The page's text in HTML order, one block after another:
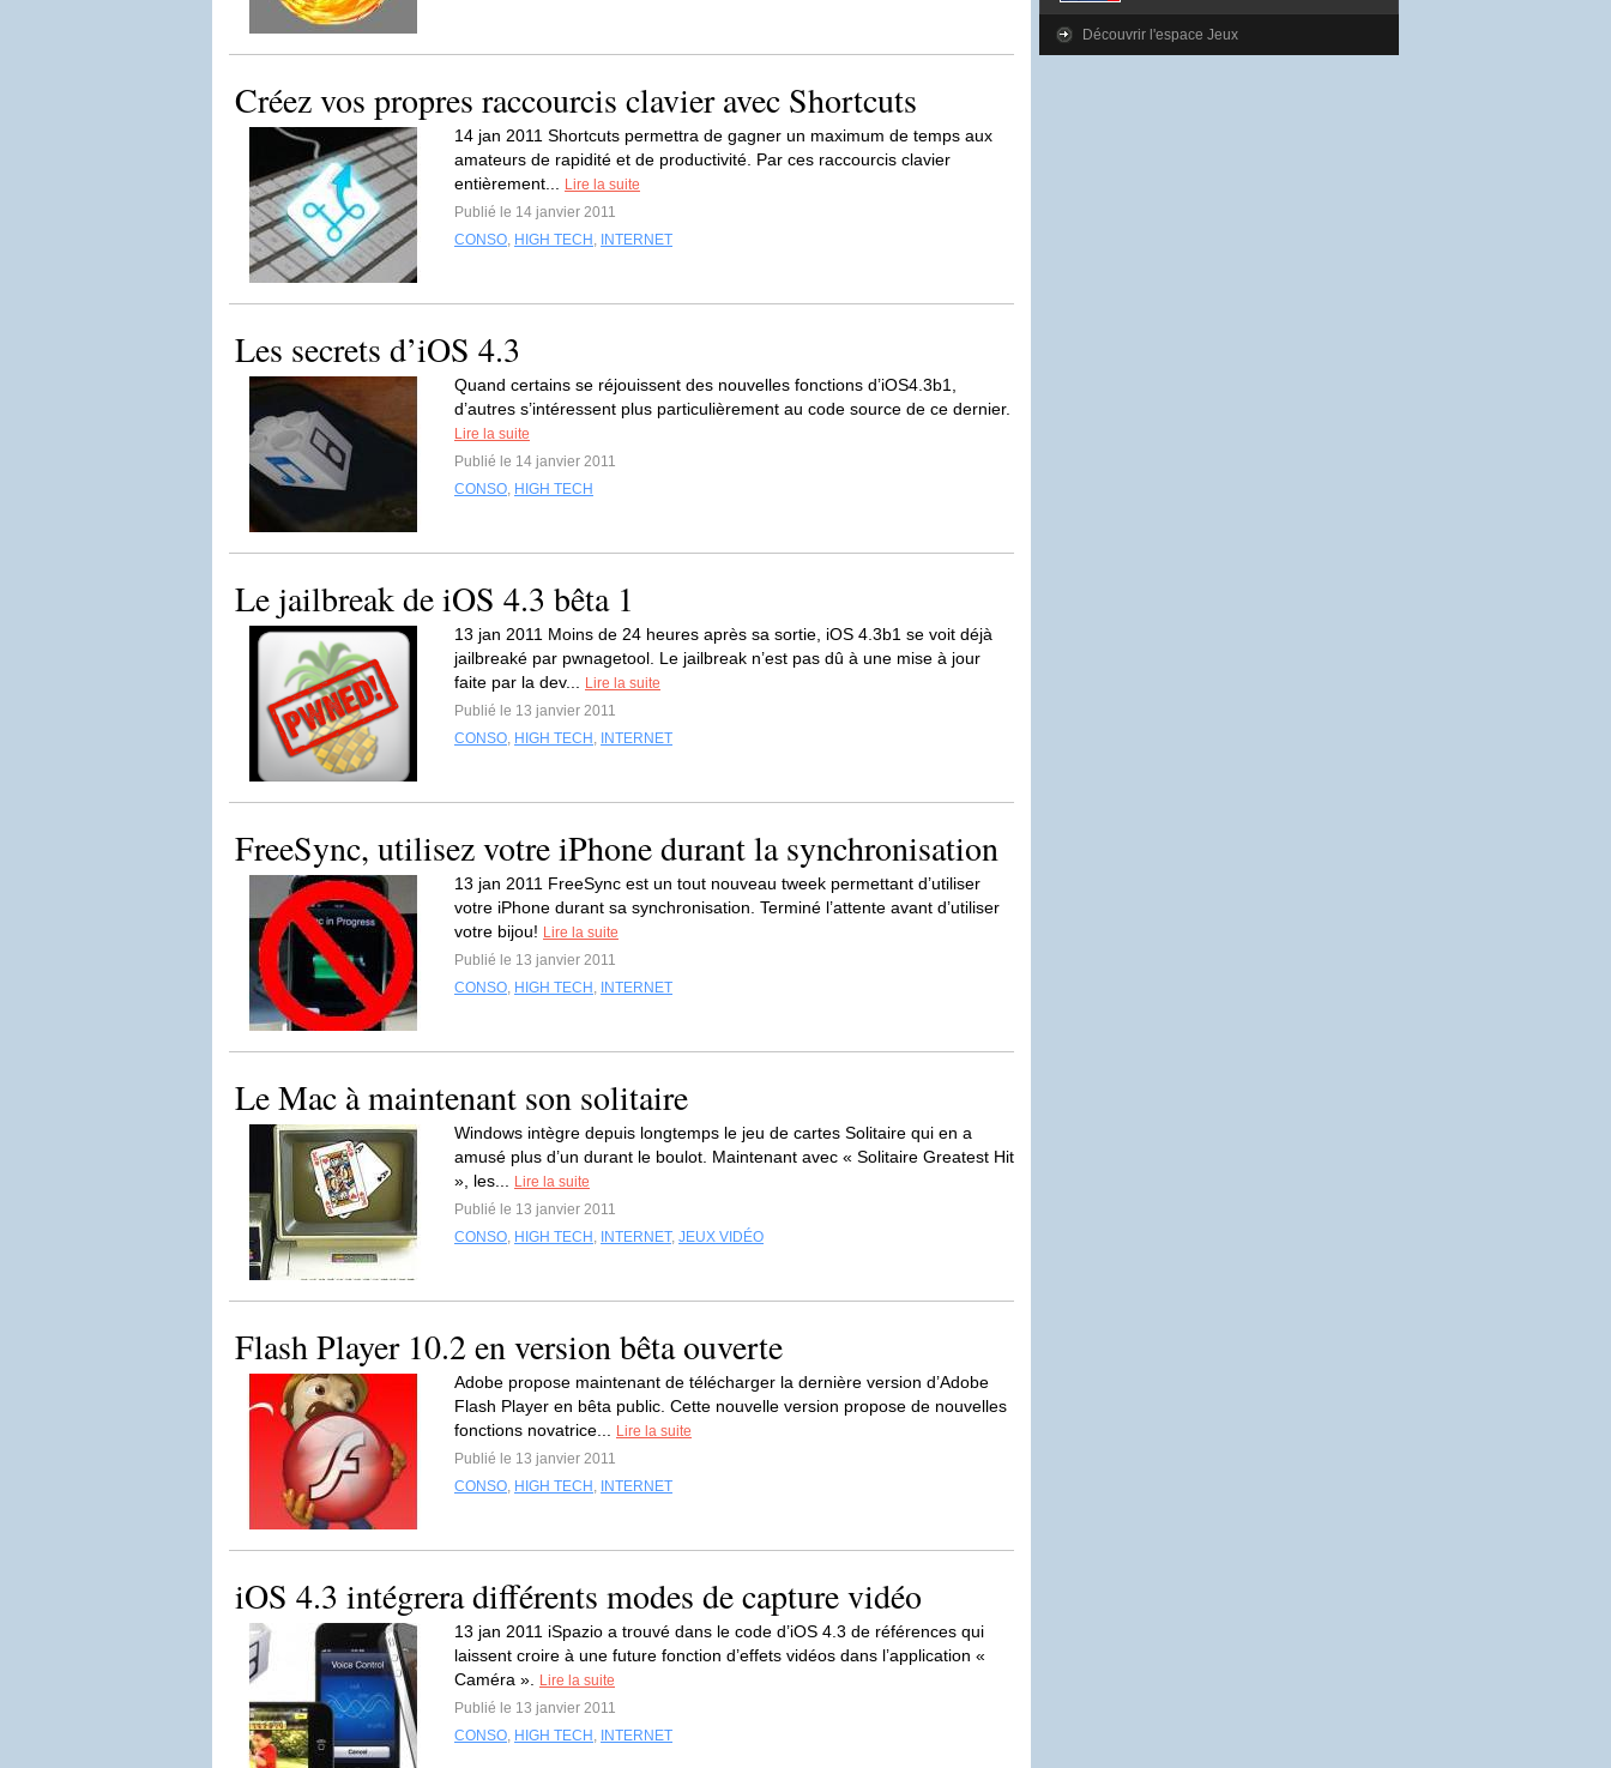
Créez vos propres raccourcis clavier avec Shortcuts
14 jan 2011 Shortcuts permettra de gagner un maximum de temps aux
amateurs de rapidité et de productivité. Par ces raccourcis clavier
entièrement...
Lire la suite
Publié le 14 janvier 2011
CONSO, HIGH TECH , INTERNET
Les secrets d’iOS 4.3
Quand certains se réjouissent des nouvelles fonctions d’iOS4.3b1,
d’autres s’intéressent plus particulièrement au code source de ce dernier.
Lire la suite
Publié le 14 janvier 2011
CONSO, HIGH TECH
Le jailbreak de iOS 4.3 bêta 1
13 jan 2011 Moins de 24 heures après sa sortie, iOS 4.3b1 se voit déjà
jailbreaké par pwnagetool. Le jailbreak n’est pas dû à une mise à jour
faite par la dev...
Lire la suite
Publié le 13 janvier 2011
CONSO, HIGH TECH , INTERNET
FreeSync, utilisez votre iPhone durant la synchronisation
13 jan 2011 FreeSync est un tout nouveau tweek permettant d’utiliser
votre iPhone durant sa synchronisation. Terminé l’attente avant d’utiliser
votre bijou! Lire la suite
Publié le 13 janvier 2011
CONSO, HIGH TECH , INTERNET
Le Mac à maintenant son solitaire
Windows intègre depuis longtemps le jeu de cartes Solitaire qui en a
amusé plus d’un durant le boulot. Maintenant avec « Solitaire Greatest Hit
», les...
Lire la suite
Publié le 13 janvier 2011
CONSO, HIGH TECH , INTERNET, JEUX VIDÉO
Flash Player 10.2 en version bêta ouverte
Adobe propose maintenant de télécharger la dernière version d’Adobe
Flash Player en bêta public. Cette nouvelle version propose de nouvelles
fonctions novatrice...
Lire la suite
Publié le 13 janvier 2011
CONSO, HIGH TECH , INTERNET
iOS 4.3 intégrera différents modes de capture vidéo
13 jan 2011 iSpazio a trouvé dans le code d’iOS 4.3 de références qui
laissent croire à une future fonction d’effets vidéos dans l’application «
Caméra ».
Lire la suite
Publié le 13 janvier 2011
CONSO, HIGH TECH , INTERNET
Découvrir l'espace Jeux